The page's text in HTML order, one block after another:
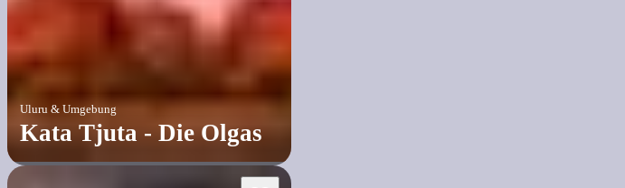
Uluru & Umgebung
Kata Tjuta - Die Olgas